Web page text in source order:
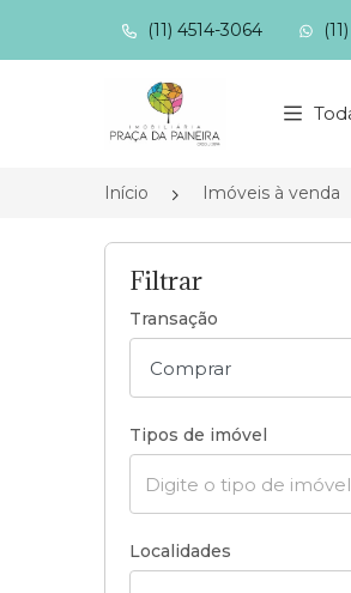
(11) 4514-3064
Página inicial
Início Imóveis à venda
Filtrar
Transação
Tipos de imóvel
Localidades